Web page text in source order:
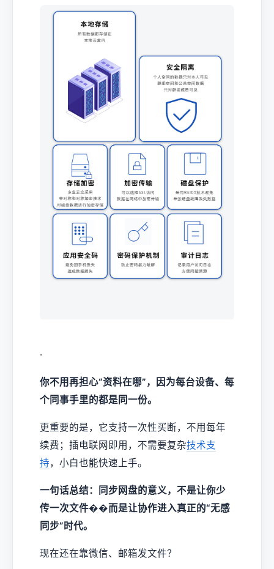
·
你不用再担心“资料在哪”，因为每台设备、每
个同事手里的都是同一份。
更重要的是，它支持一次性买断，不用每年
续费；插电联网即用，不需要复杂技术支
持，小白也能快速上手。
一句话总结：同步网盘的意义，不是让你少
传一次文件��而是让协作进入真正的“无感
同步”时代。
现在还在靠微信、邮箱发文件？